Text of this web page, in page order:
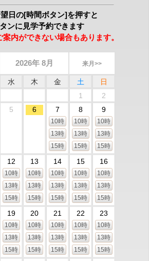
日の[時間ボタン]を押すと
ンに見学予約できます
案内ができない場合もあります。
2026年 8月 来月>>
水 木 金 土
日
1
2
5 6 7
10時
13時
15時
8
10時
13時
15時
9
10時
13時
15時
12
10時
13時
15時
13
10時
13時
15時
14
10時
13時
15時
15
10時
13時
15時
16
10時
13時
15時
19
10時
13時
15時
20
10時
13時
15時
21
10時
13時
15時
22
10時
13時
15時
23
10時
13時
15時